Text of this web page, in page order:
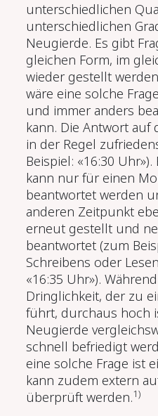
unterschiedlichen
unterschiedlichen
Neugierde. Es gibt
gleichen Form, im
wieder gestellt
wäre eine solche
und immer anders
kann. Die Antwort auf
in der Regel
Beispiel: «16:30 Uhr»).
kann nur für einen
beantwortet werden
anderen Zeitpunkt
erneut gestellt und
beantwortet (zum
Schreibens oder
«16:35 Uhr»).
Dringlichkeit, der zu
führt, durchaus hoch
Neugierde
schnell befriedigt
eine solche Frage ist
kann zudem extern
überprüft werden.1)